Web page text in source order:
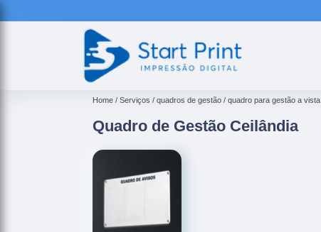
Home Serviços quadros de gestão quadro para gestão a vista
Quadro de Gestão Ceilândia